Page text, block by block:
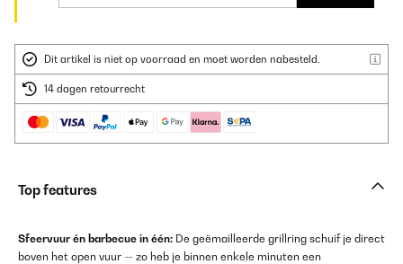
Dit artikel is niet op voorraad en moet worden nabesteld.
14 dagen retourrecht
Top features
Sfeervuur én barbecue in één: De geëmailleerde grillring schuif je direct
boven het open vuur — zo heb je binnen enkele minuten een